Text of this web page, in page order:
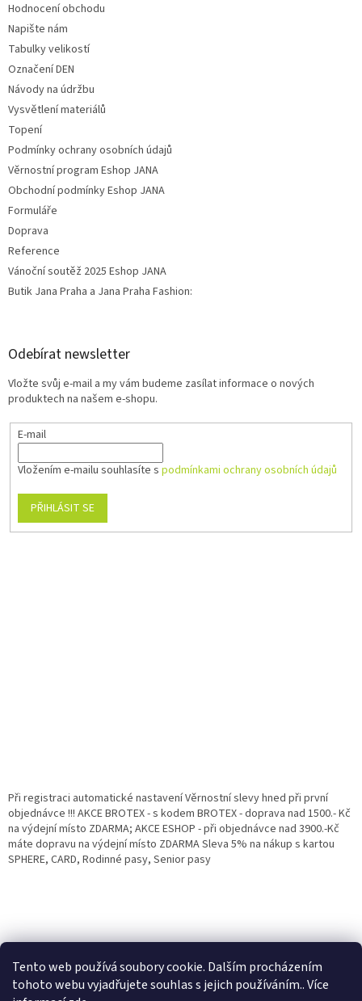
Tento web používá soubory cookie. Dalším procházením
tohoto webu vyjadřujete souhlas s jejich používáním.. Více
Hodnocení obchodu
Napište nám
Tabulky velikostí
Označení DEN
Návody na údržbu
Vysvětlení materiálů
Topení
Podmínky ochrany osobních údajů
Věrnostní program Eshop JANA
Obchodní podmínky Eshop JANA
Formuláře
Doprava
Reference
Vánoční soutěž 2025 Eshop JANA
Butik Jana Praha a Jana Praha Fashion:
Odebírat newsletter
Vložte svůj e-mail a my vám budeme zasílat informace o nových
produktech na našem e-shopu.
E-mail
Vložením e-mailu souhlasíte s podmínkami ochrany osobních údajů
PŘIHLÁSIT SE
Při registraci automatické nastavení Věrnostní slevy hned při první
objednávce !!! AKCE BROTEX - s kodem BROTEX - doprava nad 1500.- Kč
na výdejní místo ZDARMA; AKCE ESHOP - při objednávce nad 3900.-Kč
máte dopravu na výdejní místo ZDARMA Sleva 5% na nákup s kartou
SPHERE, CARD, Rodinné pasy, Senior pasy